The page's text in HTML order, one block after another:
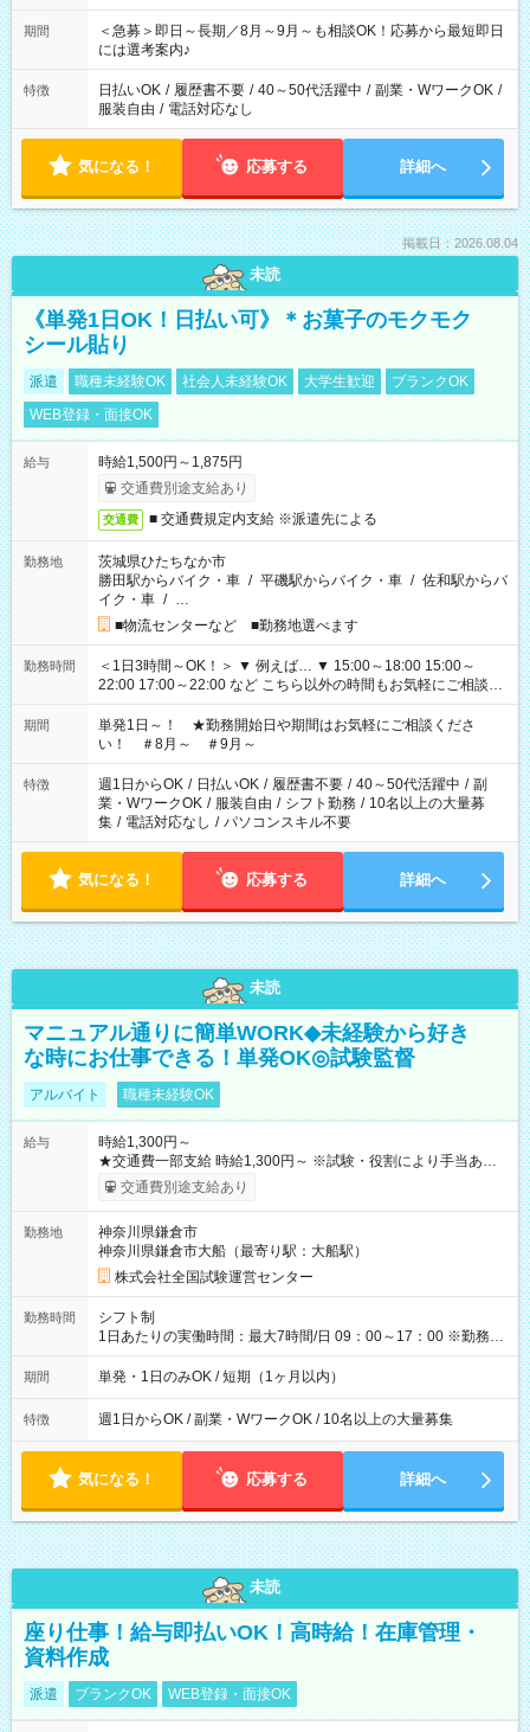
ば前職が、 在宅/財団法人/事務/コールセンター/受付/販売/カフェ
スタッフ スイーツ販売/ホテルフロント/化粧品販売/など 様々な
業界から入社して活躍されています♪
期間
＜急募＞即日～長期／8月～9月～も相談OK！応募から最短即日
には選考案内♪
特徴 日払いOK / 履歴書不要 / 40～50代活躍中 / 副業・WワークOK /
服装自由 / 電話対応なし
気になる！ 応募する 詳細へ
掲載日：2026.08.04
未読
《単発1日OK！日払い可》＊お菓子のモクモク
シール貼り
派遣 職種未経験OK 社会人未経験OK 大学生歓迎
ブランクOK
WEB登録・面接OK
給与
時給1,500円～1,875円
交通費別途支給あり
交通費 ■ 交通費規定内支給 ※派遣先による
勤務地
茨城県ひたちなか市
勝田駅からバイク・車 / 平磯駅からバイク・車 / 佐和駅からバ
イク・車 / …
■物流センターなど ■勤務地選べます
勤務時間
＜1日3時間～OK！＞ ▼ 例えば… ▼ 15:00～18:00 15:00～
22:00 17:00～22:00 など こちら以外の時間もお気軽にご相談く
ださい！
期間
単発1日～！ ★勤務開始日や期間はお気軽にご相談くださ
い！ ＃8月～ ＃9月～
特徴 週1日からOK / 日払いOK / 履歴書不要 / 40～50代活躍中 / 副
業・WワークOK / 服装自由 / シフト勤務 / 10名以上の大量募
集 / 電話対応なし / パソコンスキル不要
気になる！ 応募する 詳細へ
未読
マニュアル通りに簡単WORK◆未経験から好き
な時にお仕事できる！単発OK◎試験監督
アルバイト 職種未経験OK
給与
時給1,300円～
★交通費一部支給 時給1,300円～ ※試験・役割により手当あり
※勤務回数により昇給あり 【即給（前払い）オプションあ
り！】 希望される場合、勤務から1週間ほどで給与の一部を受け
例】 ・河合塾模擬試験 8:30～17:30（休憩1時間） 時給1,300円
×8時間＝日収10,400円＋交通費 ※当日の役割により時給＋100
円の場合あり ・国家試験 7:00～13:30（休憩なし） 時給1,300
円（役割手当＋100円）×6時間＝日収8,400円＋交通費 【試用期
間】試用期間なし
交通費別途支給あり
勤務地
神奈川県鎌倉市
神奈川県鎌倉市大船（最寄り駅：大船駅）
株式会社全国試験運営センター
勤務時間
シフト制
1日あたりの実働時間：最大7時間/日 09：00～17：00 ※勤務時
間は 試験により異なります。
期間 単発・1日のみOK / 短期（1ヶ月以内）
特徴 週1日からOK / 副業・WワークOK / 10名以上の大量募集
気になる！ 応募する 詳細へ
未読
座り仕事！給与即払いOK！高時給！在庫管理・
資料作成
派遣 ブランクOK WEB登録・面接OK